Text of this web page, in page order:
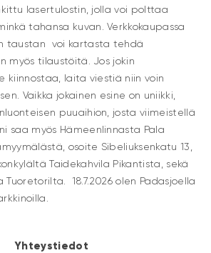
lasertulostin, jolla voi polttaa
tahansa kuvan. Verkkokaupassa
taustan voi kartasta tehdä
myös tilaustöitä. Jos jokin
kiinnostaa, laita viestiä niin voin
Vaikka jokainen esine on uniikki,
puuaihion, josta viimeistellä
saa myös Hämeenlinnasta Pala
osoite Sibeliuksenkatu 13,
Taidekahvila Pikantista, sekä
Tuoretorilta. 18.7.2026 olen Padasjoella
Yhteystiedot